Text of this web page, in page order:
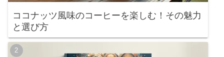
ココナッツ風味のコーヒーを楽しむ！その魅力
と選び方